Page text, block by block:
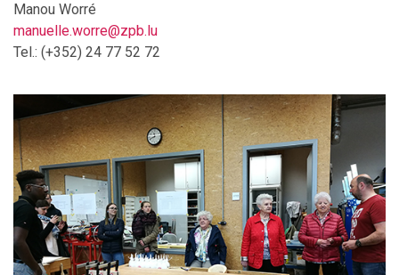
Manou Worré
manuelle.worre@zpb.lu
Tel.: (+352) 24 77 52 72